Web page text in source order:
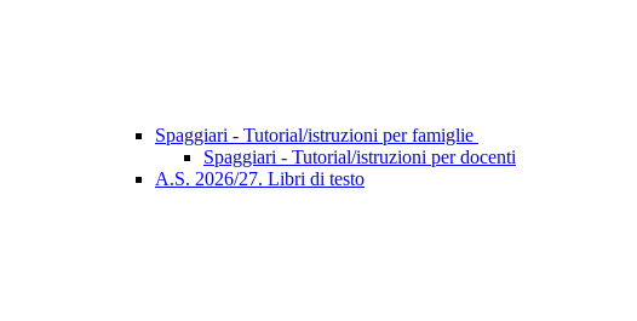
Spaggiari - Tutorial/istruzioni per famiglie
Spaggiari - Tutorial/istruzioni per docenti
A.S. 2026/27. Libri di testo